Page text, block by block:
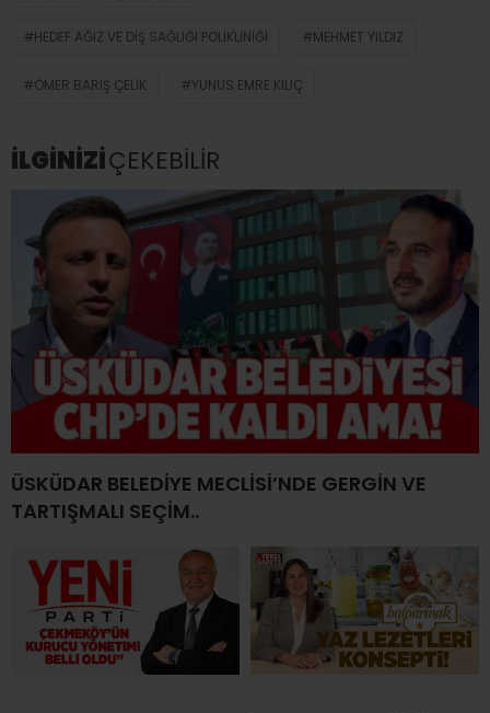
HEDEF AĞIZ VE DIŞ SAĞLIĞI POLIKLINIĞI MEHMET YILDIZ
ÖMER BARIŞ ÇELIK YUNUS EMRE KILIÇ
İLGİNİZİÇEKEBİLİR
ÜSKÜDAR BELEDİYE MECLİSİ’NDE GERGİN VE
TARTIŞMALI SEÇİM..